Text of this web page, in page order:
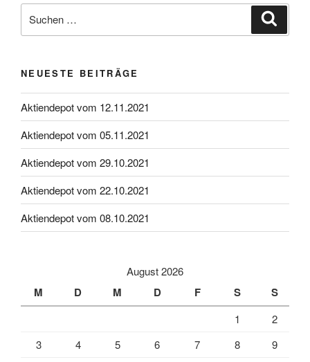
nach:
NEUESTE BEITRÄGE
Aktiendepot vom 12.11.2021
Aktiendepot vom 05.11.2021
Aktiendepot vom 29.10.2021
Aktiendepot vom 22.10.2021
Aktiendepot vom 08.10.2021
August 2026
M D M D F S S
1
2
3
4 5 6 7 8
9